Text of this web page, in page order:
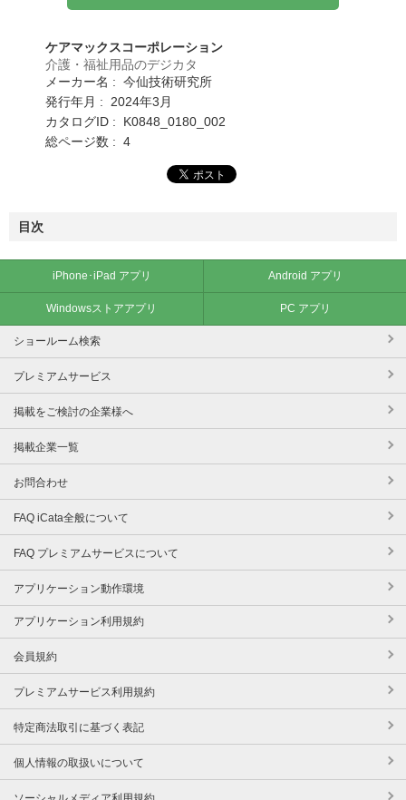
ケアマックスコーポレーション
介護・福祉用品のデジカタ
メーカー名 : 今仙技術研究所
発行年月 : 2024年3月
カタログID : K0848_0180_002
総ページ数 : 4
目次
iPhone･iPad アプリ Android アプリ
Windowsストアアプリ PC アプリ
ショールーム検索
プレミアムサービス
掲載をご検討の企業様へ
掲載企業一覧
お問合わせ
FAQ iCata全般について
FAQ プレミアムサービスについて
アプリケーション動作環境
アプリケーション利用規約
会員規約
プレミアムサービス利用規約
特定商法取引に基づく表記
個人情報の取扱いについて